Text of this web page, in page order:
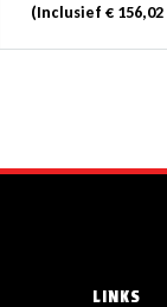
(Inclusief€ 156,02
LINKS